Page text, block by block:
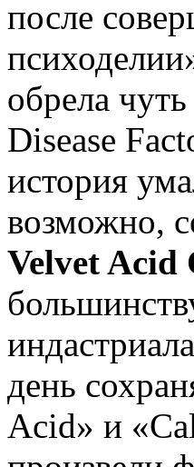
после
обрела
Disease
история
возможно,
Velvet Acid
день
Acid» и